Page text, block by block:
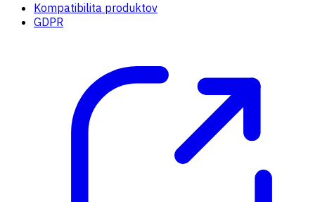
Kompatibilita produktov
GDPR